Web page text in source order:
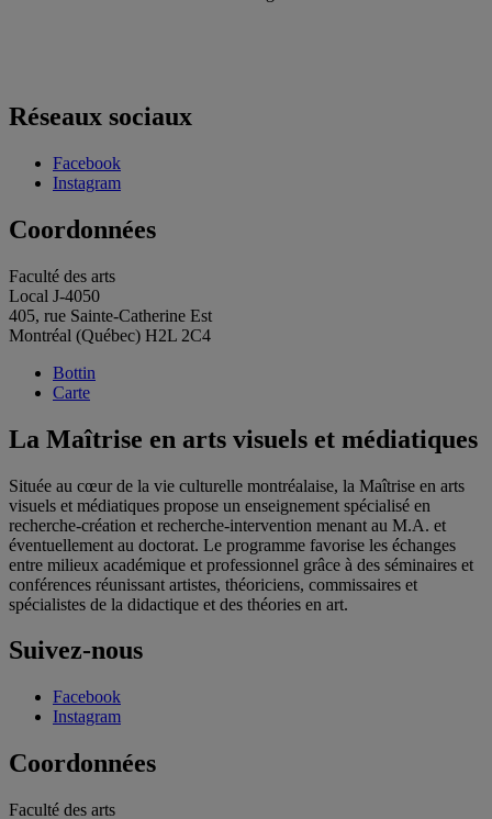
Réseaux sociaux
Facebook
Instagram
Coordonnées
Faculté des arts
Local J-4050
405, rue Sainte-Catherine Est
Montréal (Québec) H2L 2C4
Bottin
Carte
La Maîtrise en arts visuels et médiatiques
Située au cœur de la vie culturelle montréalaise, la Maîtrise en arts
visuels et médiatiques propose un enseignement spécialisé en
recherche-création et recherche-intervention menant au M.A. et
éventuellement au doctorat. Le programme favorise les échanges
entre milieux académique et professionnel grâce à des séminaires et
conférences réunissant artistes, théoriciens, commissaires et
spécialistes de la didactique et des théories en art.
Suivez-nous
Facebook
Instagram
Coordonnées
Faculté des arts